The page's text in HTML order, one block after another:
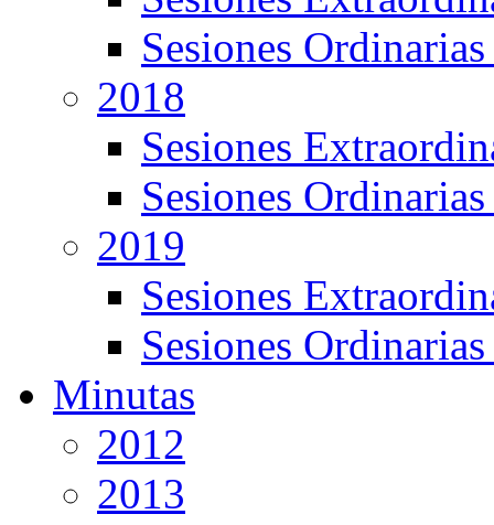
Sesiones
2018
Sesiones
Sesiones
2019
Sesiones
Sesiones
Minutas
2012
2013